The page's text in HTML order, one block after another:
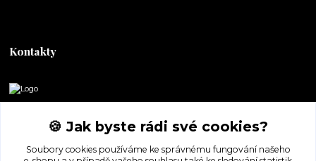
Kontakty
+420 777 247 722
(Po-Pá, 8-16 hod.)
🍪 Jak byste rádi své cookies?
Soubory cookies používáme ke správnému fungování našeho